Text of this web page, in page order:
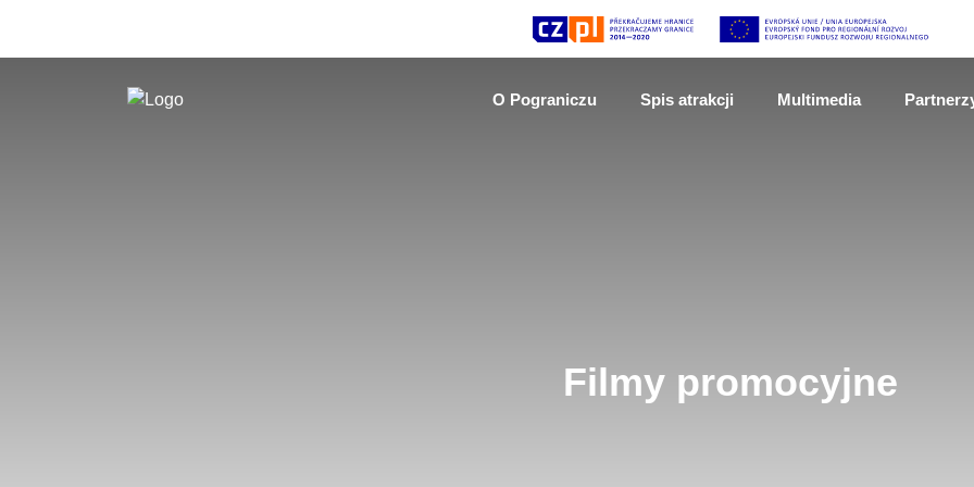
O Pograniczu Spis atrakcji Multimedia
Filmy promocyjne